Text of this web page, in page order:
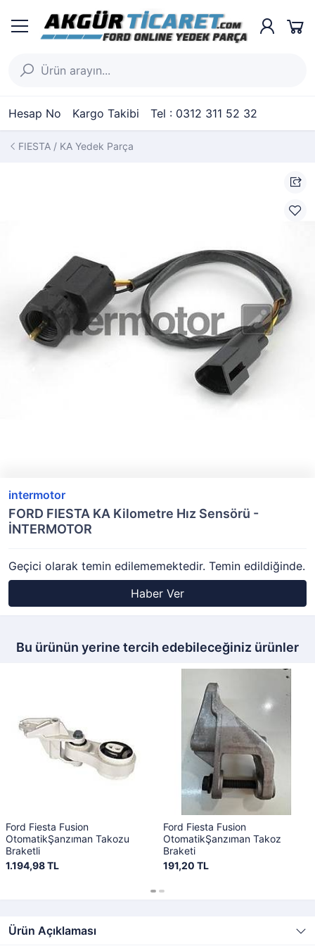
Hesap No Kargo Takibi Tel : 0312 311 52 32
FIESTA / KA Yedek Parça
intermotor
FORD FIESTA KA Kilometre Hız Sensörü -
İNTERMOTOR
Geçici olarak temin edilememektedir. Temin edildiğinde.
Haber Ver
Bu ürünün yerine tercih edebileceğiniz ürünler
Ford Fiesta Fusion
OtomatikŞanzıman Takozu
Braketli
1.194,98 TL
Ford Fiesta Fusion
OtomatikŞanzıman Takoz
Braketi
191,20 TL
Ürün Açıklaması